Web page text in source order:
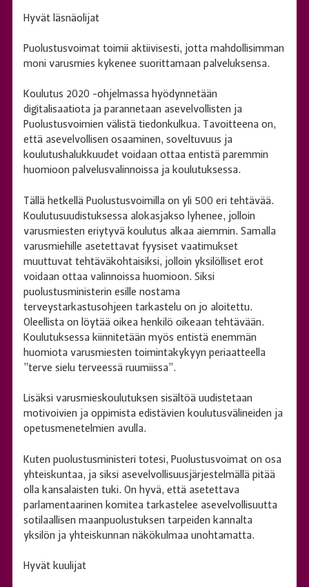
Hyvät läsnäolijat
Puolustusvoimat toimii aktiivisesti, jotta mahdollisimman
moni varusmies kykenee suorittamaan palveluksensa.
Koulutus 2020 -ohjelmassa hyödynnetään
digitalisaatiota ja parannetaan asevelvollisten ja
Puolustusvoimien välistä tiedonkulkua. Tavoitteena on,
että asevelvollisen osaaminen, soveltuvuus ja
koulutushalukkuudet voidaan ottaa entistä paremmin
huomioon palvelusvalinnoissa ja koulutuksessa.
Tällä hetkellä Puolustusvoimilla on yli 500 eri tehtävää.
Koulutusuudistuksessa alokasjakso lyhenee, jolloin
varusmiesten eriytyvä koulutus alkaa aiemmin. Samalla
varusmiehille asetettavat fyysiset vaatimukset
muuttuvat tehtäväkohtaisiksi, jolloin yksilölliset erot
voidaan ottaa valinnoissa huomioon. Siksi
puolustusministerin esille nostama
terveystarkastusohjeen tarkastelu on jo aloitettu.
Oleellista on löytää oikea henkilö oikeaan tehtävään.
Koulutuksessa kiinnitetään myös entistä enemmän
huomiota varusmiesten toimintakykyyn periaatteella
”terve sielu terveessä ruumiissa”.
Lisäksi varusmieskoulutuksen sisältöä uudistetaan
motivoivien ja oppimista edistävien koulutusvälineiden ja
opetusmenetelmien avulla.
Kuten puolustusministeri totesi, Puolustusvoimat on osa
yhteiskuntaa, ja siksi asevelvollisuusjärjestelmällä pitää
olla kansalaisten tuki. On hyvä, että asetettava
parlamentaarinen komitea tarkastelee asevelvollisuutta
sotilaallisen maanpuolustuksen tarpeiden kannalta
yksilön ja yhteiskunnan näkökulmaa unohtamatta.
Hyvät kuulijat